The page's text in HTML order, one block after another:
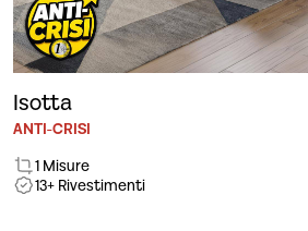
Isotta
ANTI-CRISI
1 Misure
13+ Rivestimenti